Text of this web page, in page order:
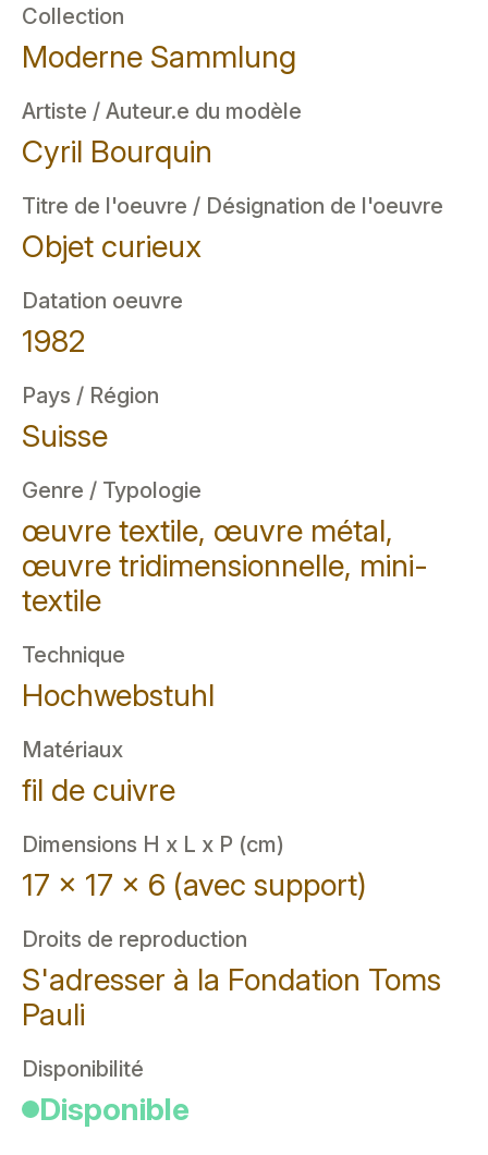
Collection
Moderne Sammlung
Artiste / Auteur.e du modèle
Cyril Bourquin
Titre de l'oeuvre / Désignation de l'oeuvre
Objet curieux
Datation oeuvre
1982
Pays / Région
Suisse
Genre / Typologie
œuvre textile, œuvre métal,
œuvre tridimensionnelle, mini-
textile
Technique
Hochwebstuhl
Matériaux
fil de cuivre
Dimensions H x L x P (cm)
17 x 17 x 6 (avec support)
Droits de reproduction
S'adresser à la Fondation Toms
Pauli
Disponibilité
Disponible